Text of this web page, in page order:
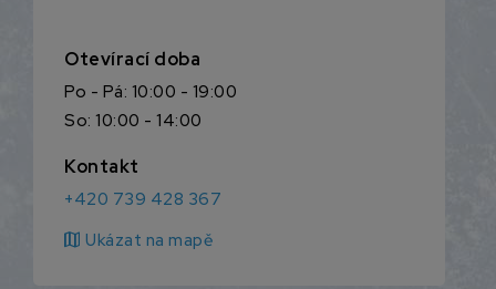
Otevírací doba
Po - Pá: 10:00 - 19:00
So: 10:00 - 14:00
Kontakt
+420 739 428 367
map Ukázat na mapě